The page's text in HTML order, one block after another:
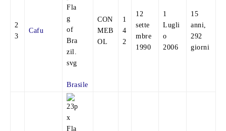
2
3
Cafu
Brasile
CON
MEB
OL
1
4
2
12
sette
mbre
1990
1
Lugli
o
2006
15
anni,
292
giorni